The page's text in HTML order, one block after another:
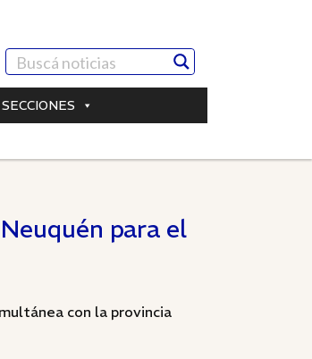
SECCIONES
para el
con la provincia